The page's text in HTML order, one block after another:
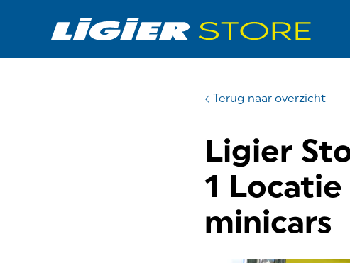
Terug naar overzicht
Ligier
1
minicars